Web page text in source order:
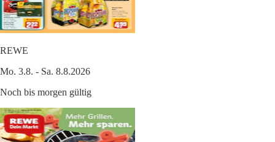
REWE
Mo. 3.8. - Sa. 8.8.2026
Noch bis morgen gültig